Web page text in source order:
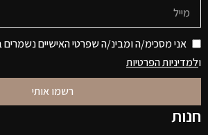
אני מסכימ/ה ומבינ/ה שפרטי האישיים נשמרים
ולמדיניות הפרטיות
רשמו אותי
חנות